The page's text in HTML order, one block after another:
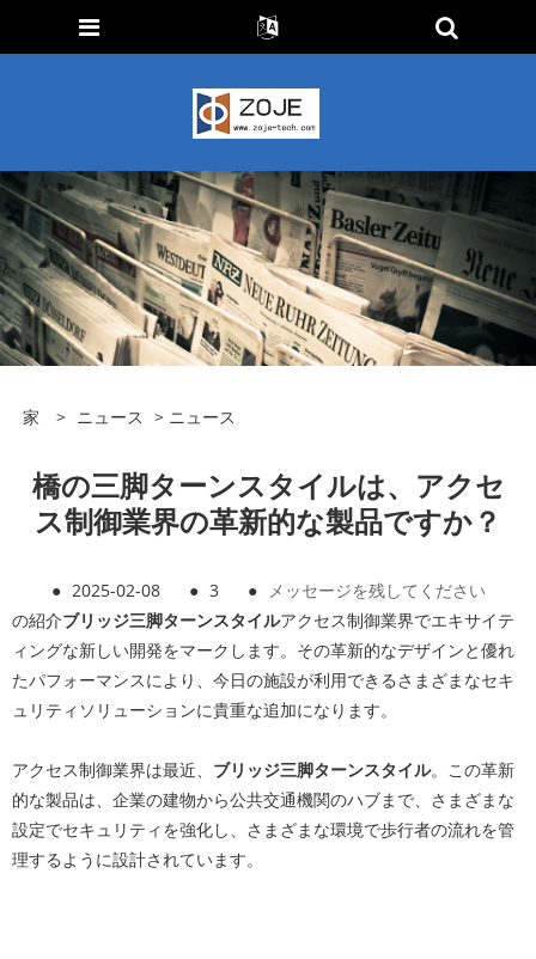
家 > ニュース > ニュース
橋の三脚ターンスタイルは、アクセ
ス制御業界の革新的な製品ですか？
● 2025-02-08 ● 3 ● メッセージを残してください
の紹介ブリッジ三脚ターンスタイルアクセス制御業界でエキサイテ
ィングな新しい開発をマークします。その革新的なデザインと優れ
たパフォーマンスにより、今日の施設が利用できるさまざまなセキ
ュリティソリューションに貴重な追加になります。
アクセス制御業界は最近、 ブリッジ三脚ターンスタイル。この革新
的な製品は、企業の建物から公共交通機関のハブまで、さまざまな
設定でセキュリティを強化し、さまざまな環境で歩行者の流れを管
理するように設計されています。